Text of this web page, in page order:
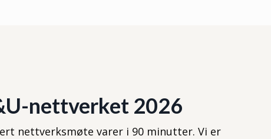
nettverket 2026
nettverksmøte varer i 90 minutter. Vi er